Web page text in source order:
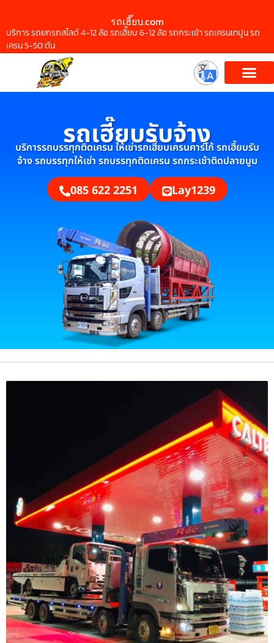
รถเฮี๊ยบ.com
บริการ รถยกรถสไลด์ 4-12 ล้อ รถเฮี๊ยบ 6-12 ล้อ รถกระเช้า รถเครนเทปูน รถ
เครน 5-50 ตัน
รถเฮี๊ยบรับจ้าง
บริการรถบรรทุกติดเครน ให้เช่ารถเฮี๊ยบเครนคาร์โก้ รถเฮี๊ยบรับ
จ้าง รถบรรทุกให้เช่า รถบรรทุกติดเครน รถกระเช้าติดปลายบูม
085 622 2251 Lay1239